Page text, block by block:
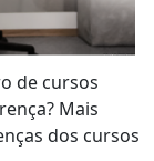
de cursos
Mais
dos cursos